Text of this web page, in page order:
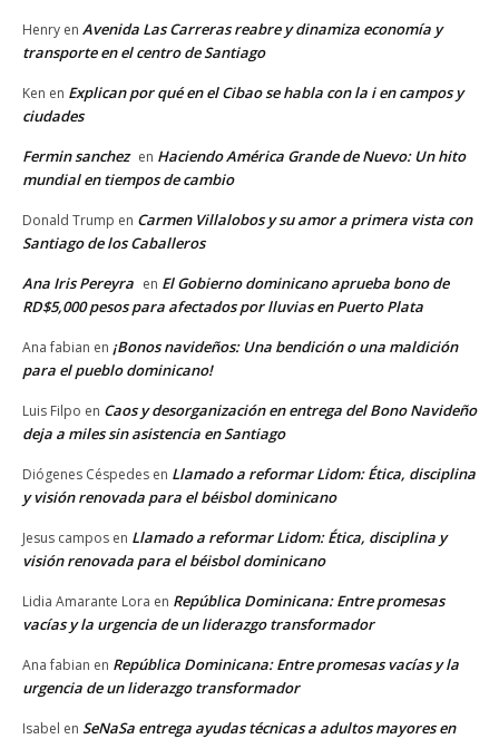
Henry en Avenida Las Carreras reabre y dinamiza economía y
transporte en el centro de Santiago
Ken en Explican por qué en el Cibao se habla con la i en campos y
ciudades
Fermin sanchez en Haciendo América Grande de Nuevo: Un hito
mundial en tiempos de cambio
Donald Trump en Carmen Villalobos y su amor a primera vista con
Santiago de los Caballeros
Ana Iris Pereyra en El Gobierno dominicano aprueba bono de
RD$5,000 pesos para afectados por lluvias en Puerto Plata
Ana fabian en ¡Bonos navideños: Una bendición o una maldición
para el pueblo dominicano!
Luis Filpo en Caos y desorganización en entrega del Bono Navideño
deja a miles sin asistencia en Santiago
Diógenes Céspedes en Llamado a reformar Lidom: Ética, disciplina
y visión renovada para el béisbol dominicano
Jesus campos en Llamado a reformar Lidom: Ética, disciplina y
visión renovada para el béisbol dominicano
Lidia Amarante Lora en República Dominicana: Entre promesas
vacías y la urgencia de un liderazgo transformador
Ana fabian en República Dominicana: Entre promesas vacías y la
urgencia de un liderazgo transformador
Isabel en SeNaSa entrega ayudas técnicas a adultos mayores en